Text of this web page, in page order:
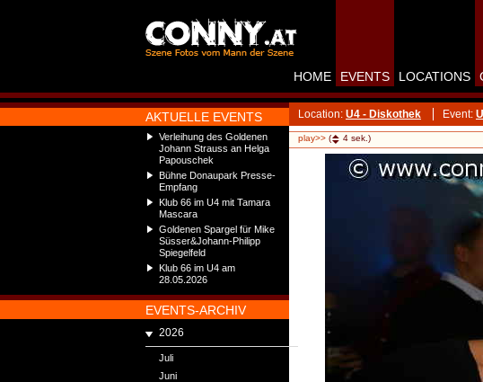
AKTUELLE EVENTS
Verleihung des Goldenen
Johann Strauss an Helga
Papouschek
Bühne Donaupark Presse-
Empfang
Klub 66 im U4 mit Tamara
Mascara
Goldenen Spargel für Mike
Süsser&Johann-Philipp
Spiegelfeld
Klub 66 im U4 am
28.05.2026
EVENTS-ARCHIV
2026
Juli
Juni
HOME EVENTS LOCATIONS
Location: U4 - Diskothek Event:
play>> ( 4 sek.)